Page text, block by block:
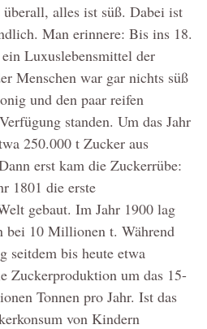
alles ist süß. Dabei ist
Man erinnere: Bis ins 18.
Luxuslebensmittel der
Menschen war gar nichts süß
und den paar reifen
standen. Um das Jahr
250.000 t Zucker aus
erst kam die Zuckerrübe:
1801 die erste
gebaut. Im Jahr 1900 lag
bei 10 Millionen t. Während
seitdem bis heute etwa
Zuckerproduktion um das 15-
Tonnen pro Jahr. Ist das
von Kindern